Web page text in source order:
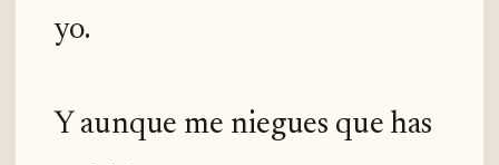
yo.
Y aunque me niegues que has